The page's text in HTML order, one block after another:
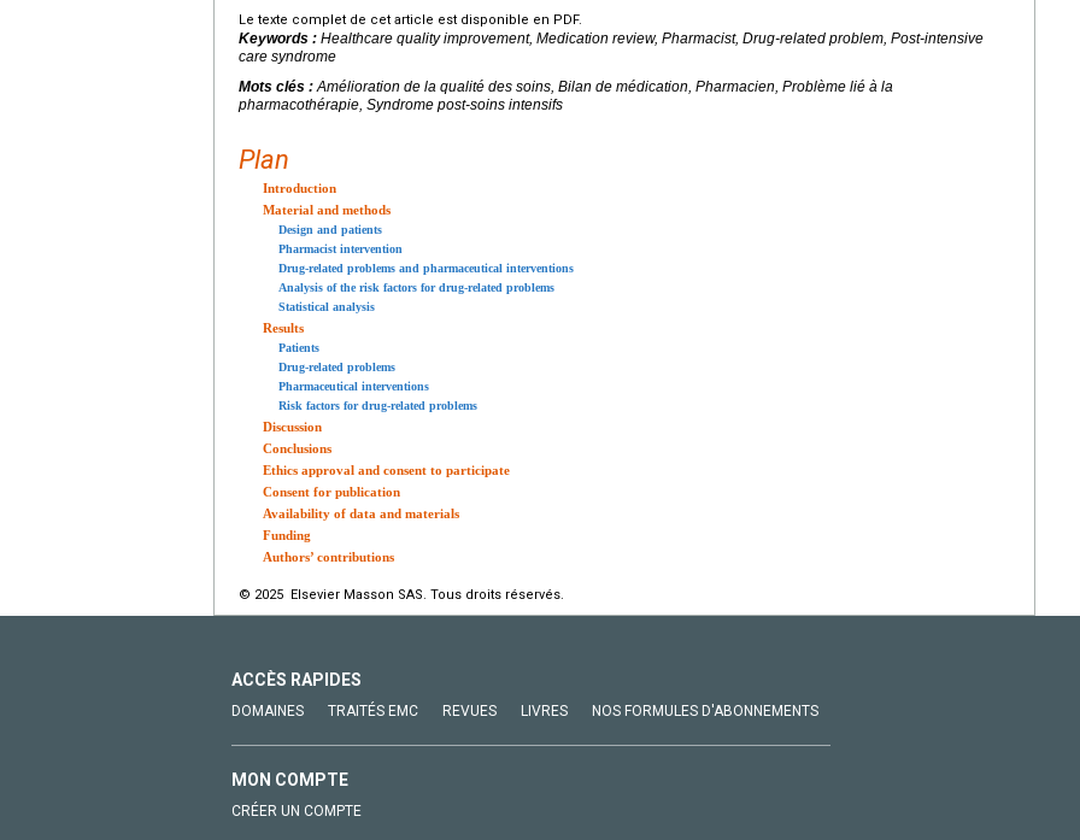
Le texte complet de cet article est disponible en PDF.
Keywords : Healthcare quality improvement, Medication review, Pharmacist, Drug-related problem, Post-intensive
care syndrome
Mots clés : Amélioration de la qualité des soins, Bilan de médication, Pharmacien, Problème lié à la
pharmacothérapie, Syndrome post-soins intensifs
Plan
Introduction
Material and methods
Design and patients
Pharmacist intervention
Drug-related problems and pharmaceutical interventions
Analysis of the risk factors for drug-related problems
Statistical analysis
Results
Patients
Drug-related problems
Pharmaceutical interventions
Risk factors for drug-related problems
Discussion
Conclusions
Ethics approval and consent to participate
Consent for publication
Availability of data and materials
Funding
Authors’ contributions
© 2025 Elsevier Masson SAS. Tous droits réservés.
ACCÈS RAPIDES
DOMAINES TRAITÉS EMC REVUES LIVRES NOS FORMULES D'ABONNEMENTS
MON COMPTE
CRÉER UN COMPTE